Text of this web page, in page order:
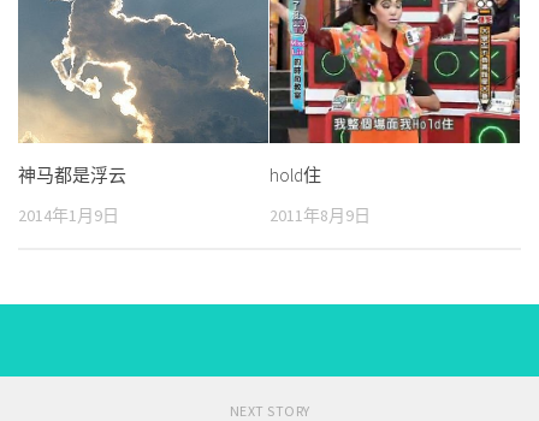
神马都是浮云
2014年1月9日
hold住
2011年8月9日
NEXT STORY